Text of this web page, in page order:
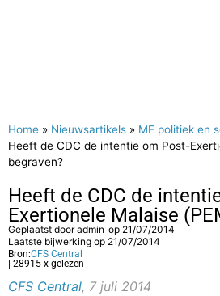
Home » Nieuwsartikels » ME politiek en
Heeft de CDC de intentie om Post-
begraven?
Heeft de CDC de
Exertionele Malaise
Geplaatst dooradmin op 21/07/2014
Laatste bijwerking op 21/07/2014
Bron:CFS Central
| 28915 x gelezen
CFS Central, 7 juli 2014